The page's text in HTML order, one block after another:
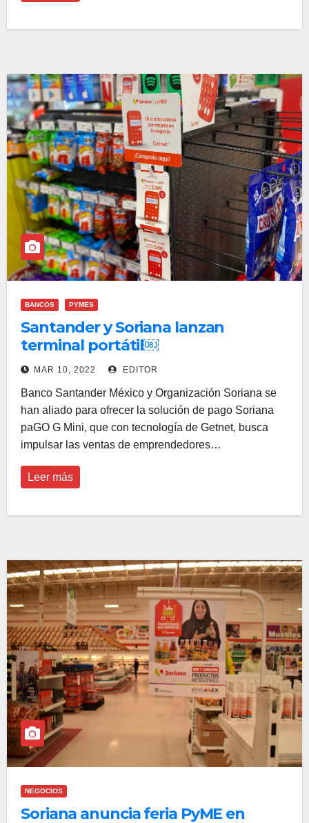
BANCOS PYMES
Santander y Soriana lanzan
terminal portátil￼
MAR 10, 2022 EDITOR
Banco Santander México y Organización Soriana se
han aliado para ofrecer la solución de pago Soriana
paGO G Mini, que con tecnología de Getnet, busca
impulsar las ventas de emprendedores…
Leer más
NEGOCIOS
Soriana anuncia feria PyME en